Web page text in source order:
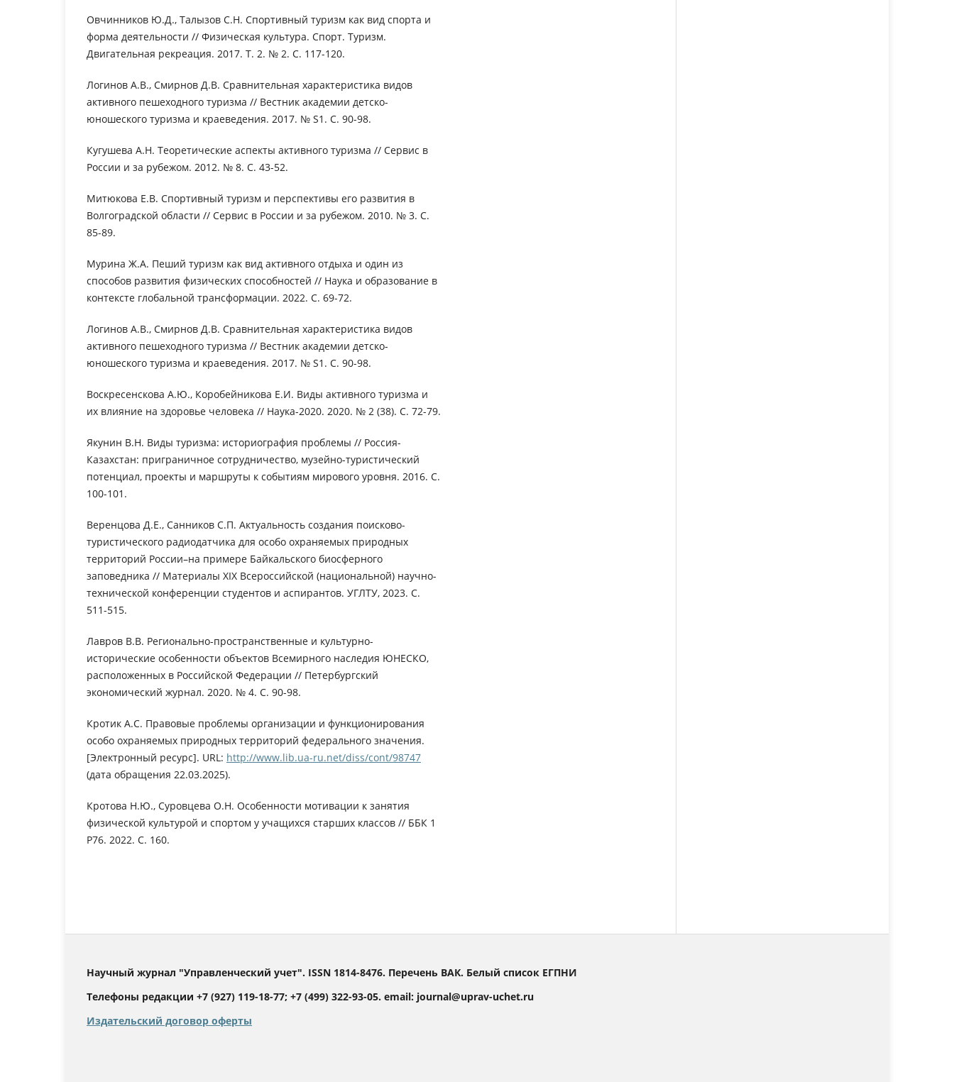
Овчинников Ю.Д., Талызов С.Н. Спортивный туризм как вид спорта и
форма деятельности // Физическая культура. Спорт. Туризм.
Двигательная рекреация. 2017. Т. 2. № 2. С. 117-120.
Логинов А.В., Смирнов Д.В. Сравнительная характеристика видов
активного пешеходного туризма // Вестник академии детско-
юношеского туризма и краеведения. 2017. № S1. С. 90-98.
Кугушева А.Н. Теоретические аспекты активного туризма // Сервис в
России и за рубежом. 2012. № 8. С. 43-52.
Митюкова Е.В. Спортивный туризм и перспективы его развития в
Волгоградской области // Сервис в России и за рубежом. 2010. № 3. С.
85-89.
Мурина Ж.А. Пеший туризм как вид активного отдыха и один из
способов развития физических способностей // Наука и образование в
контексте глобальной трансформации. 2022. С. 69-72.
Логинов А.В., Смирнов Д.В. Сравнительная характеристика видов
активного пешеходного туризма // Вестник академии детско-
юношеского туризма и краеведения. 2017. № S1. С. 90-98.
Воскресенскова А.Ю., Коробейникова Е.И. Виды активного туризма и
их влияние на здоровье человека // Наука-2020. 2020. № 2 (38). С. 72-79.
Якунин В.Н. Виды туризма: историография проблемы // Россия-
Казахстан: приграничное сотрудничество, музейно-туристический
потенциал, проекты и маршруты к событиям мирового уровня. 2016. С.
100-101.
Веренцова Д.Е., Санников С.П. Актуальность создания поисково-
туристического радиодатчика для особо охраняемых природных
территорий России–на примере Байкальского биосферного
заповедника // Материалы XIX Всероссийской (национальной) научно-
технической конференции студентов и аспирантов. УГЛТУ, 2023. С.
511-515.
Лавров В.В. Регионально-пространственные и культурно-
исторические особенности объектов Всемирного наследия ЮНЕСКО,
расположенных в Российской Федерации // Петербургский
экономический журнал. 2020. № 4. С. 90-98.
Кротик А.С. Правовые проблемы организации и функционирования
особо охраняемых природных территорий федерального значения.
[Электронный ресурс]. URL: http://www.lib.ua-ru.net/diss/cont/98747
(дата обращения 22.03.2025).
Кротова Н.Ю., Суровцева О.Н. Особенности мотивации к занятия
физической культурой и спортом у учащихся старших классов // ББК 1
P76. 2022. С. 160.
Научный журнал "Управленческий учет". ISSN 1814-8476. Перечень ВАК. Белый список ЕГПНИ
Телефоны редакции +7 (927) 119-18-77; +7 (499) 322-93-05. email: journal@uprav-uchet.ru
Издательский договор оферты